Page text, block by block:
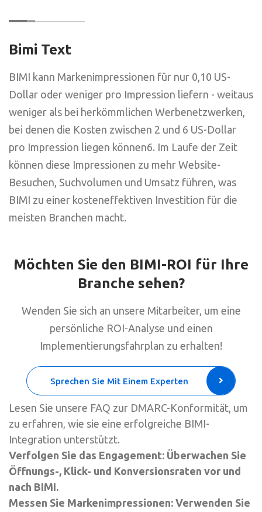
Bimi Text
BIMI kann Markenimpressionen für nur 0,10 US-
Dollar oder weniger pro Impression liefern - weitaus
weniger als bei herkömmlichen Werbenetzwerken,
bei denen die Kosten zwischen 2 und 6 US-Dollar
pro Impression liegen können6. Im Laufe der Zeit
können diese Impressionen zu mehr Website-
Besuchen, Suchvolumen und Umsatz führen, was
BIMI zu einer kosteneffektiven Investition für die
meisten Branchen macht.
Möchten Sie den BIMI-ROI für Ihre
Branche sehen?
Wenden Sie sich an unsere Mitarbeiter, um eine
persönliche ROI-Analyse und einen
Implementierungsfahrplan zu erhalten!
Sprechen Sie Mit Einem Experten
Lesen Sie unsere FAQ zur DMARC-Konformität, um
zu erfahren, wie sie eine erfolgreiche BIMI-
Integration unterstützt.
Verfolgen Sie das Engagement: Überwachen Sie
Öffnungs-, Klick- und Konversionsraten vor und
nach BIMI.
Messen Sie Markenimpressionen: Verwenden Sie